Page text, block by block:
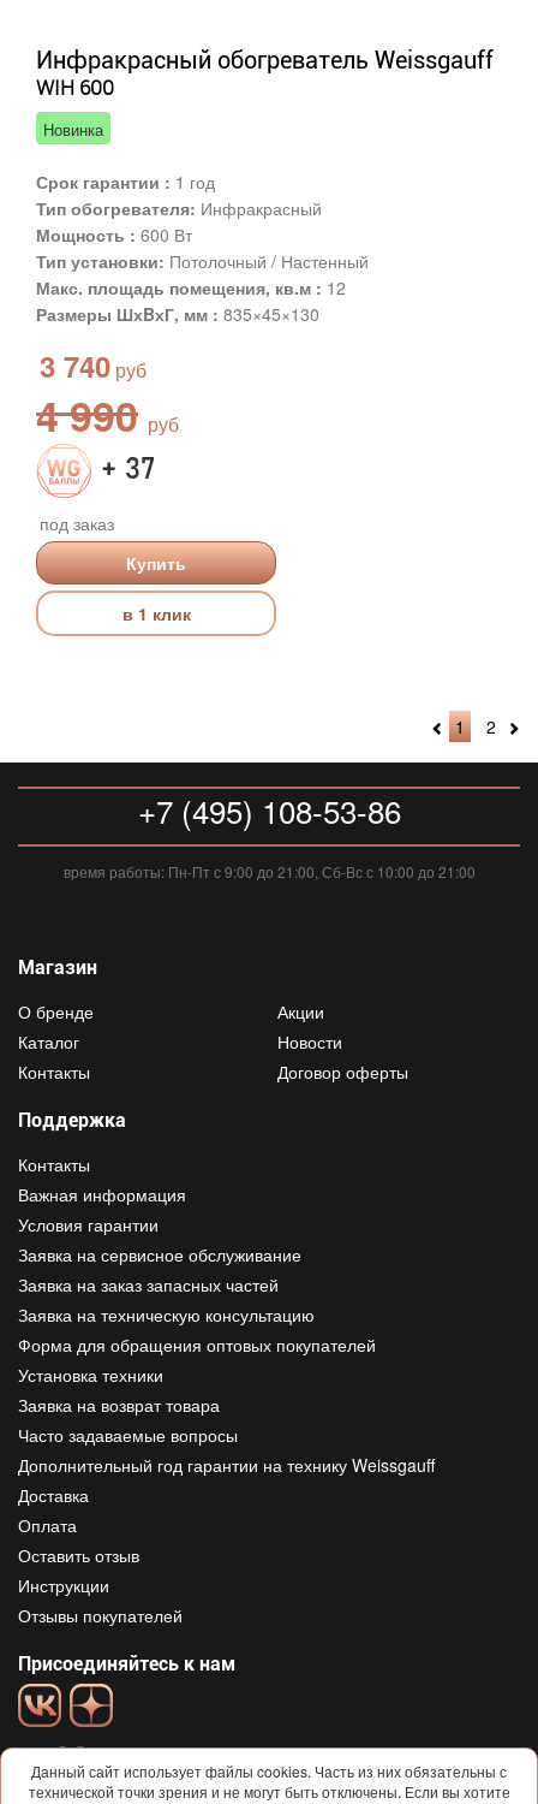
Инфракрасный обогреватель Weissgauff
WIH 600
Новинка
Срок гарантии : 1 год
Тип обогревателя: Инфракрасный
Мощность : 600 Вт
Тип установки: Потолочный / Настенный
Макс. площадь помещения, кв.м : 12
Размеры ШхBхГ, мм : 835×45×130
3 740
4 990
+ 37
под заказ
Купить
в 1 клик
1 2
+7 (495) 108-53-86
время работы: Пн-Пт с 9:00 до 21:00, Сб-Вс с 10:00 до 21:00
Магазин
О бренде
Каталог
Контакты
Акции
Новости
Договор оферты
Поддержка
Контакты
Важная информация
Условия гарантии
Заявка на сервисное обслуживание
Заявка на заказ запасных частей
Заявка на техническую консультацию
Форма для обращения оптовых покупателей
Установка техники
Заявка на возврат товара
Часто задаваемые вопросы
Дополнительный год гарантии на технику Weissgauff
Доставка
Оплата
Оставить отзыв
Инструкции
Отзывы покупателей
Присоединяйтесь к нам
Данный сайт использует файлы cookies. Часть из них обязательны с
технической точки зрения и не могут быть отключены. Если вы хотите